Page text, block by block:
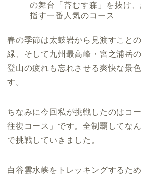
の舞台「苔むす森」を抜け
指す一番人気のコース
春の季節は太鼓岩から見渡すこと
緑、そして九州最高峰・宮之浦岳
登山の疲れも忘れさせる爽快な景
す。
ちなみに今回私が挑戦したのはコ
往復コース」です。全制覇してな
で挑戦していきました。
白谷雲水峡をトレッキングするた